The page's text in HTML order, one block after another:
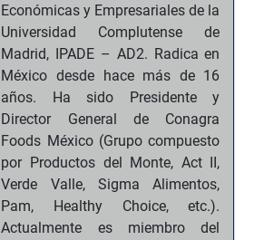
Económicas y Empresariales de la
Universidad Complutense de
Madrid, IPADE – AD2. Radica en
México desde hace más de 16
años. Ha sido Presidente y
Director General de Conagra
Foods México (Grupo compuesto
por Productos del Monte, Act II,
Verde Valle, Sigma Alimentos,
Pam, Healthy Choice, etc.).
Actualmente es miembro del